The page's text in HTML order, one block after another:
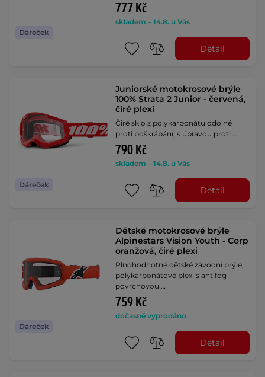
Dáreček
777 Kč
skladem – 14.8. u Vás
Detail
Dáreček
Juniorské motokrosové brýle
100% Strata 2 Junior - červená,
čiré plexi
Čiré sklo z polykarbonátu odolné
proti poškrábání, s úpravou proti …
790 Kč
skladem – 14.8. u Vás
Detail
Dáreček
Dětské motokrosové brýle
Alpinestars Vision Youth - Corp
oranžová, čiré plexi
Plnohodnotné dětské závodní brýle,
polykarbonátové plexi s antifog
povrchovou …
759 Kč
dočasně vyprodáno
Detail